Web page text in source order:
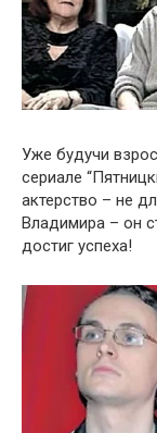
Уже будучи
сериале
актерство – не
Владимира – он
достиг успеха!